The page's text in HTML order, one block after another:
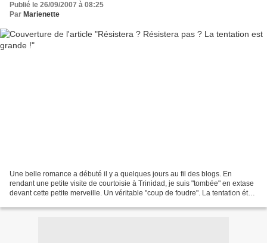
Publié le 26/09/2007 à 08:25
Par Marienette
Une belle romance a débuté il y a quelques jours au fil des blogs. En
rendant une petite visite de courtoisie à Trinidad, je suis "tombée" en extase
devant cette petite merveille. Un véritable "coup de foudre". La tentation était